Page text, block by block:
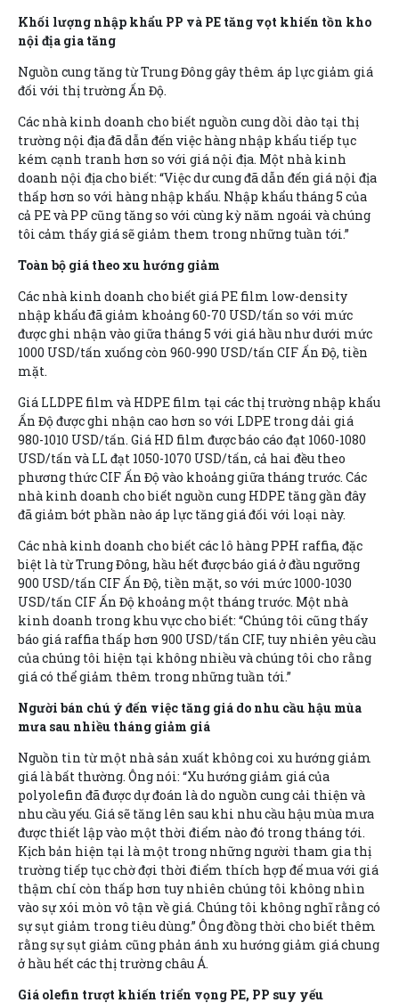
Khối lượng nhập khẩu PP và PE tăng vọt khiến tồn kho
nội địa gia tăng
Nguồn cung tăng từ Trung Đông gây thêm áp lực giảm giá
đối với thị trường Ấn Độ.
Các nhà kinh doanh cho biết nguồn cung dồi dào tại thị
trường nội địa đã dẫn đến việc hàng nhập khẩu tiếp tục
kém cạnh tranh hơn so với giá nội địa. Một nhà kinh
doanh nội địa cho biết: “Việc dư cung đã dẫn đến giá nội địa
thấp hơn so với hàng nhập khẩu. Nhập khẩu tháng 5 của
cả PE và PP cũng tăng so với cùng kỳ năm ngoái và chúng
tôi cảm thấy giá sẽ giảm them trong những tuần tới.”
Toàn bộ giá theo xu hướng giảm
Các nhà kinh doanh cho biết giá PE film low-density
nhập khẩu đã giảm khoảng 60-70 USD/tấn so với mức
được ghi nhận vào giữa tháng 5 với giá hầu như dưới mức
1000 USD/tấn xuống còn 960-990 USD/tấn CIF Ấn Độ, tiền
mặt.
Giá LLDPE film và HDPE film tại các thị trường nhập khẩu
Ấn Độ được ghi nhận cao hơn so với LDPE trong dải giá
980-1010 USD/tấn. Giá HD film được báo cáo đạt 1060-1080
USD/tấn và LL đạt 1050-1070 USD/tấn, cả hai đều theo
phương thức CIF Ấn Độ vào khoảng giữa tháng trước. Các
nhà kinh doanh cho biết nguồn cung HDPE tăng gần đây
đã giảm bớt phần nào áp lực tăng giá đối với loại này.
Các nhà kinh doanh cho biết các lô hàng PPH raffia, đặc
biệt là từ Trung Đông, hầu hết được báo giá ở đầu ngưỡng
900 USD/tấn CIF Ấn Độ, tiền mặt, so với mức 1000-1030
USD/tấn CIF Ấn Độ khoảng một tháng trước. Một nhà
kinh doanh trong khu vực cho biết: “Chúng tôi cũng thấy
báo giá raffia thấp hơn 900 USD/tấn CIF, tuy nhiên yêu cầu
của chúng tôi hiện tại không nhiều và chúng tôi cho rằng
giá có thể giảm thêm trong những tuần tới.”
Người bán chú ý đến việc tăng giá do nhu cầu hậu mùa
mưa sau nhiều tháng giảm giá
Nguồn tin từ một nhà sản xuất không coi xu hướng giảm
giá là bất thường. Ông nói: “Xu hướng giảm giá của
polyolefin đã được dự đoán là do nguồn cung cải thiện và
nhu cầu yếu. Giá sẽ tăng lên sau khi nhu cầu hậu mùa mưa
được thiết lập vào một thời điểm nào đó trong tháng tới.
Kịch bản hiện tại là một trong những người tham gia thị
trường tiếp tục chờ đợi thời điểm thích hợp để mua với giá
thậm chí còn thấp hơn tuy nhiên chúng tôi không nhìn
vào sự xói mòn vô tận về giá. Chúng tôi không nghĩ rằng có
sự sụt giảm trong tiêu dùng.” Ông đồng thời cho biết thêm
rằng sự sụt giảm cũng phản ánh xu hướng giảm giá chung
ở hầu hết các thị trường châu Á.
Giá olefin trượt khiến triển vọng PE, PP suy yếu